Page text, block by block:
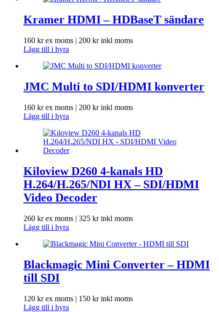
Kramer HDMI – HDBaseT sändare
160 krex moms | 200 krinkl moms
Lägg till i hyra
JMC Multi to SDI/HDMI konverter
160 krex moms | 200 krinkl moms
Lägg till i hyra
Kiloview D260 4-kanals HD
H.264/H.265/NDI HX – SDI/HDMI
Video Decoder
260 krex moms | 325 krinkl moms
Lägg till i hyra
Blackmagic Mini Converter – HDMI
till SDI
120 krex moms | 150 krinkl moms
Lägg till i hyra